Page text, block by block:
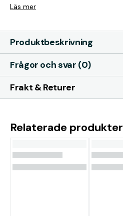
Läs mer
Produktbeskrivning
Frågor och svar (0)
Frakt & Returer
Relaterade produkter